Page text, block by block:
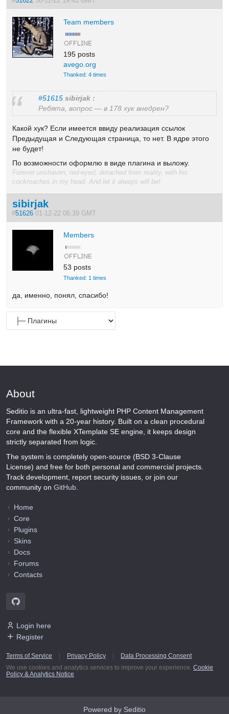
Team members
195 posts
avego.org
Thanked: 4 times
#51615 sibirjak :
Ребята, вопрос — в 178 хук внедрен?
Какой хук? Если имеется ввиду реализация ссылок
Предыдущая и Следующая страница, то нет. В ядре этого
не будет!
По возможности оформлю в виде плагина и выложу.
Forever unshaven, red-eyed, detached from reality, with his
cockroaches in my head. And let it always will be!
sibirjak
#51626 01-12-22 06:39 GMT
Members
53 posts
Thanked: 1 times
да, именно, понял, спасибо!
About
Seditio is an ultra-fast, lightweight PHP Content Management
Framework with a 20-year history. Built on a clean procedural
core and the flexible XTemplate SE engine, it keeps design
strictly separated from logic.
The system is completely open-source (BSD 3-Clause
License) and free for both personal and commercial projects.
Track development, report security issues, or join our
community on GitHub
Home
Core
Plugins
Skins
Docs
Forums
Contacts
Login here
Register
Terms of Service Privacy Policy
Data Processing Consent
We use cookies and analytics services to improve your experience. Cookie
Policy & Analytics Notice
Powered by Seditio